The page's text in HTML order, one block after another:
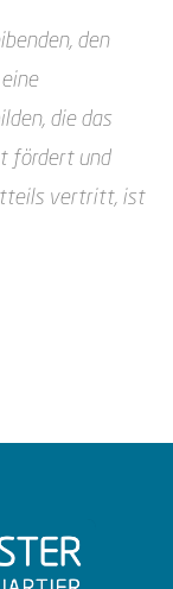
den
die das
fördert und
vertritt, ist